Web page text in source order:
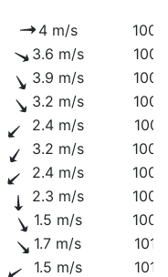
4 m/s
3.6 m/s
3.9 m/s
3.2 m/s
2.4 m/s
3.2 m/s
2.4 m/s
2.3 m/s
1.5 m/s
1.7 m/s
1.5 m/s